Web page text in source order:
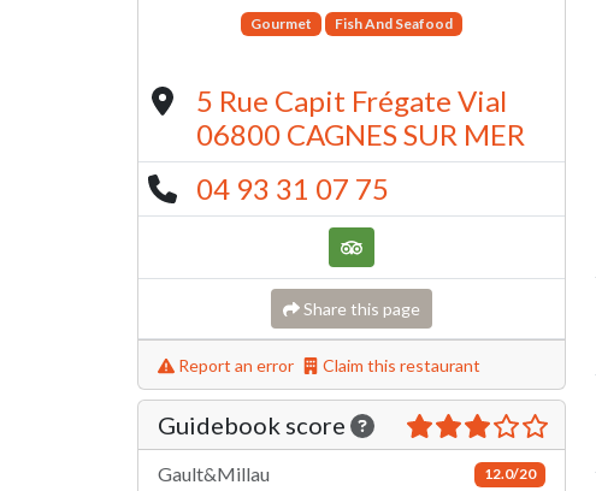
Gourmet Fish And Seafood
5 Rue Capit Frégate Vial
06800 CAGNES SUR MER
04 93 31 07 75
Share this page
Report an error Claim this restaurant
Guidebook score
Gault&Millau 12.0/20